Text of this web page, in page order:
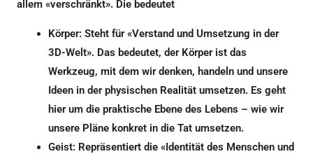
allem «verschränkt». Die bedeutet
Körper: Steht für «Verstand und Umsetzung in der
3D-Welt». Das bedeutet, der Körper ist das
Werkzeug, mit dem wir denken, handeln und unsere
Ideen in der physischen Realität umsetzen. Es geht
hier um die praktische Ebene des Lebens – wie wir
unsere Pläne konkret in die Tat umsetzen.
Geist: Repräsentiert die «Identität des Menschen und